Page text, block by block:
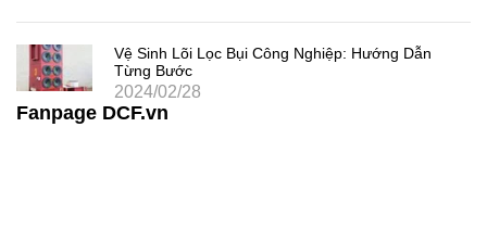
Vệ Sinh Lõi Lọc Bụi Công Nghiệp: Hướng Dẫn
Từng Bước
2024/02/28
Fanpage DCF.vn